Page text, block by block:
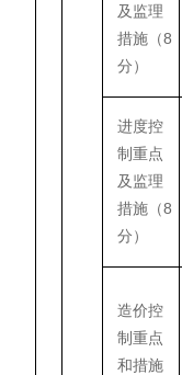
及监理
措施（8
分）
进度控
制重点
及监理
措施（8
分）
造价控
制重点
和措施